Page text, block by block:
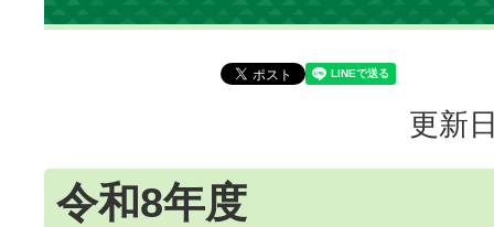
更新
令和8年度